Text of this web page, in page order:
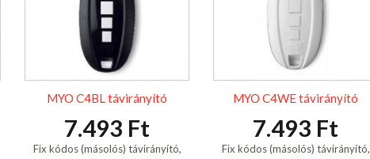
MYO C4BL távirányító
7.493 Ft
Fix kódos (másolós) távirányító,
MYO C4WE távirányító
7.493 Ft
Fix kódos (másolós) távirányító,